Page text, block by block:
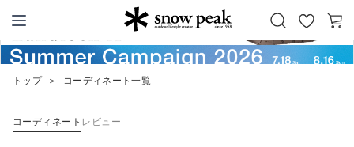
Snow Peak
お
カ
ー
トップ ＞ コーディネート一覧
コーディネート レビュー